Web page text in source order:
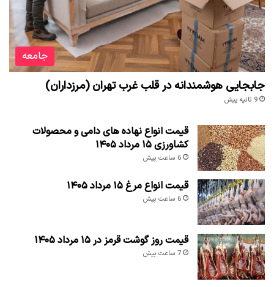
جامعه
جابجایی هوشمندانه در قلب غرب تهران (مرزداران)
9 ثانیه پیش
قیمت انواع نهاده های دامی و محصولات
کشاورزی ۱۵ مرداد ۱۴۰۵
6 ساعت پیش
قیمت انواع مرغ ۱۵ مرداد ۱۴۰۵
6 ساعت پیش
قیمت روز گوشت قرمز در ۱۵ مرداد ۱۴۰۵
7 ساعت پیش